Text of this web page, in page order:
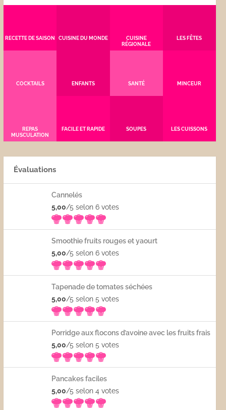
RECETTE DE SAISON CUISINE DU MONDE
CUISINE
RÉGIONALE
LES FÊTES
COCKTAILS ENFANTS SANTÉ MINCEUR
REPAS
MUSCULATION
FACILE ET RAPIDE SOUPES LES CUISSONS
Évaluations
Cannelés
5,00/5 selon 6votes
Smoothie fruits rouges et yaourt
5,00/5 selon 6votes
Tapenade de tomates séchées
5,00/5 selon 5votes
Porridge aux flocons d’avoine avec les fruits frais
5,00/5 selon 5votes
Pancakes faciles
5,00/5 selon 4votes